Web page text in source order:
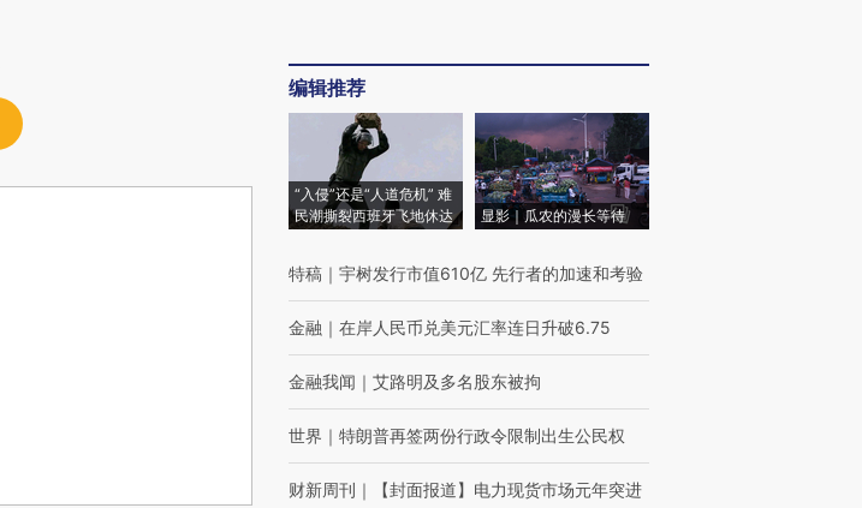
编辑推荐
“入侵”还是“人道危机” 难
民潮撕裂西班牙飞地休达
显影｜瓜农的漫长等待
特稿 ｜ 宇树发行市值610亿 先行者的加速和考验
金融 ｜ 在岸人民币兑美元汇率连日升破6.75
金融我闻 ｜ 艾路明及多名股东被拘
世界 ｜ 特朗普再签两份行政令限制出生公民权
财新周刊 ｜ 【封面报道】电力现货市场元年突进